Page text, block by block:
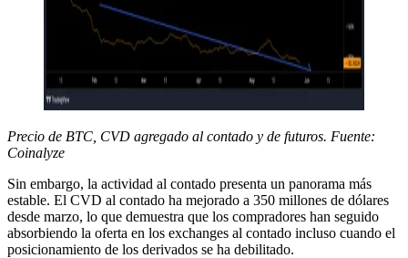
Precio de BTC, CVD agregado al contado y de futuros. Fuente:
Coinalyze
Sin embargo, la actividad al contado presenta un panorama más
estable. El CVD al contado ha mejorado a 350 millones de dólares
desde marzo, lo que demuestra que los compradores han seguido
absorbiendo la oferta en los exchanges al contado incluso cuando el
posicionamiento de los derivados se ha debilitado.